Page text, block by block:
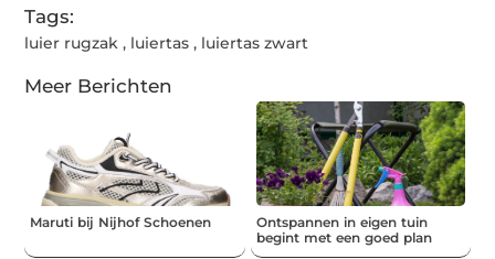
Tags:
luier rugzak , luiertas , luiertas zwart
Meer Berichten
Maruti bij Nijhof Schoenen
Ontspannen in eigen tuin
begint met een goed plan